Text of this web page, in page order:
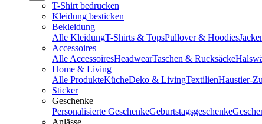
T-Shirt bedrucken
Kleidung besticken
Bekleidung
Alle KleidungT-Shirts & TopsPullover & Hoodies
Accessoires
Alle AccessoiresHeadwearTaschen & Rucksäcke
Home & Living
Alle ProdukteKücheDeko & LivingTextilienHaustier-
Sticker
Geschenke
Personalisierte GeschenkeGeburtstagsgeschenke